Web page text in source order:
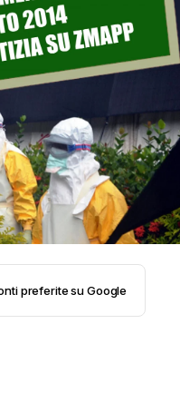
ED
preferite su Google